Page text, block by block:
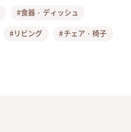
#食器・ディッシュ
#リビング
#チェア・椅子